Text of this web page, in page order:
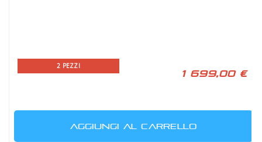
2 PEZZI
1 699,00 €
AGGIUNGI AL CARRELLO